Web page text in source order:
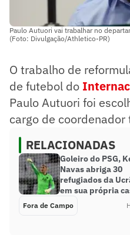
Paulo Autuori vai trabalhar no
(Foto: Divulgação/Athletico-PR)
O trabalho de
de futebol do
Paulo Autuori foi
cargo de coordenador
RELACIONADAS
Goleiro do PSG,
Navas abriga 30
refugiados da
em sua própria
Fora de Campo